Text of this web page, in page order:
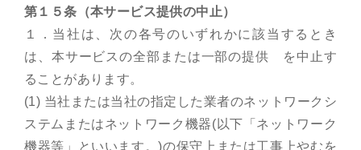
第１５条（本サービス提供の中止）
１．当社は、次の各号のいずれかに該当するとき
は、本サービスの全部または一部の提供 を中止す
ることがあります。
(1) 当社または当社の指定した業者のネットワークシ
ステムまたはネットワーク機器(以下「ネットワーク
機器等」といいます。)の保守上または工事上やむを